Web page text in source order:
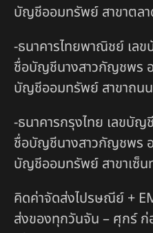
บัญชีออมทรัพย์ สาขาตล
-ธนาคารไทยพาณิชย์ เล
ชื่อบัญชีนางสาวกัญชพร
บัญชีออมทรัพย์ สาขาถน
-ธนาคารกรุงไทย เลขบั
ชื่อบัญชีนางสาวกัญชพร
บัญชีออมทรัพย์ สาขาเซ็
คิดค่าจัดส่งไปรษณีย์ +
ส่งของทุกวันจัน – ศุกร์